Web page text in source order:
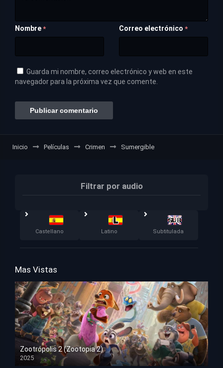
Nombre * Correo electrónico *
Guarda mi nombre, correo electrónico y web en este
navegador para la próxima vez que comente.
Inicio Películas Crimen Sumergible
Filtrar por audio
Castellano Latino Subtitulada
Mas Vistas
Zootrópolis 2 (Zootopia 2)
2025
HD 1080p